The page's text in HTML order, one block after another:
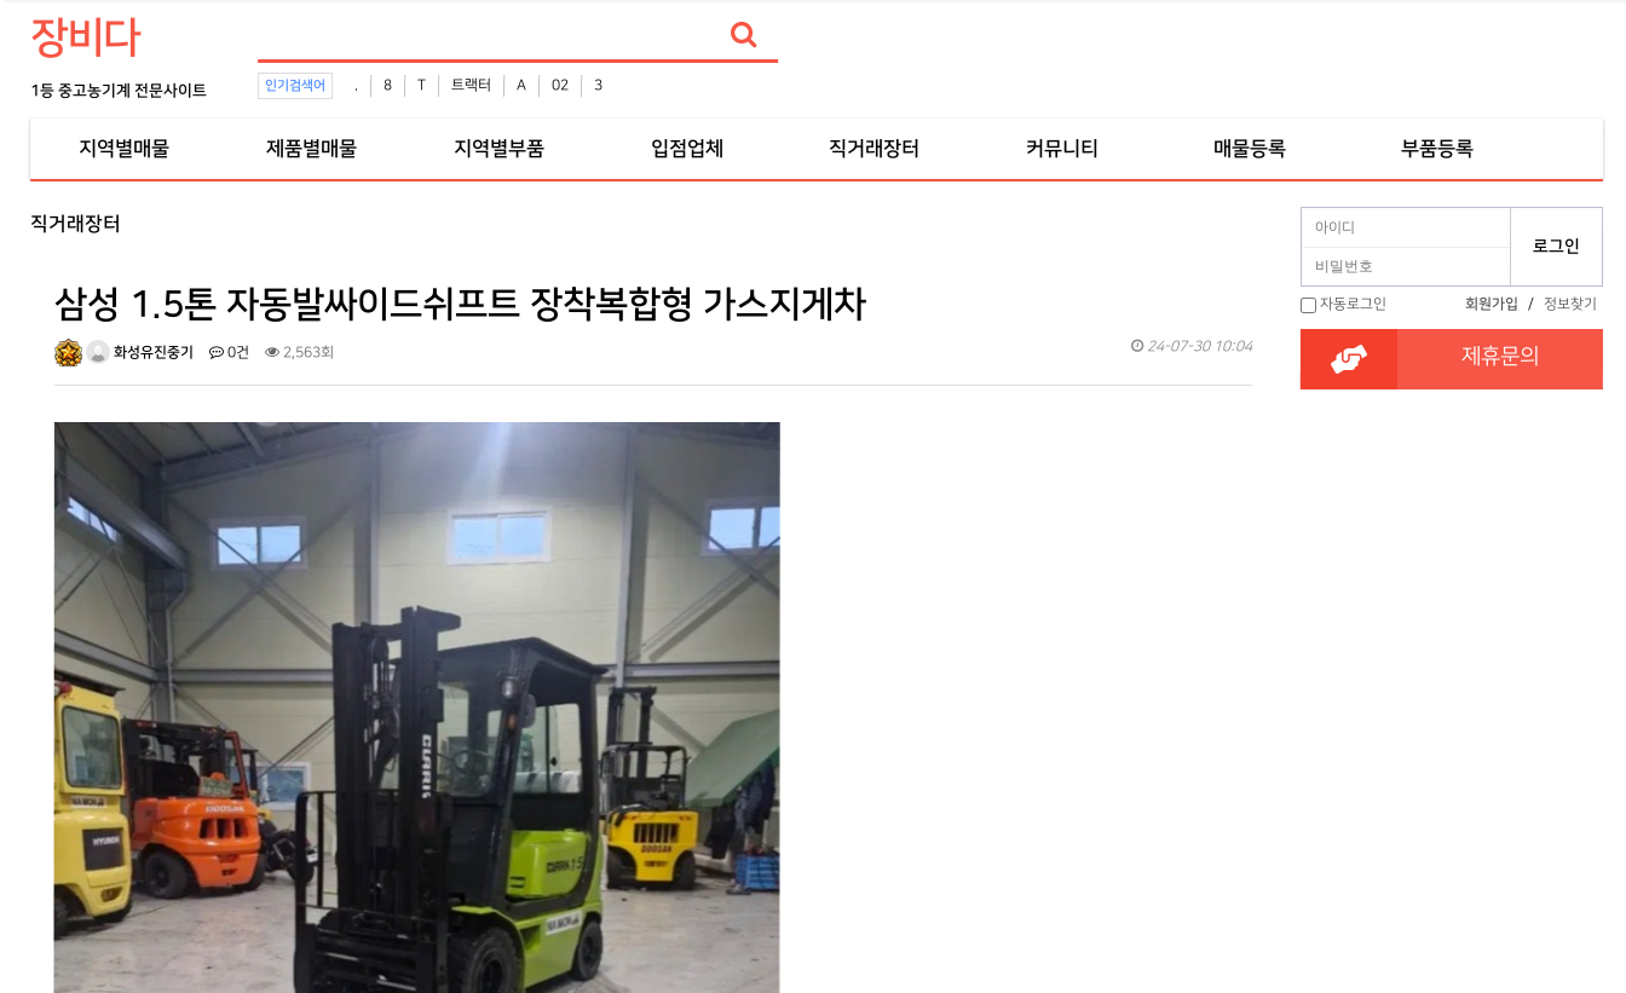
장비다
1등 중고농기계 전문사이트 인기검색어 . 8 T 트랙터 A 02 3
지역별매물 제품별매물 지역별부품 입점업체 직거래장터 커뮤니티 매물등록 부품등록
직거래장터
삼성 1.5톤 자동발싸이드쉬프트 장착복합형 가스지게차
화성유진중기 0건 2,563회 24-07-30 10:04
자동로그인 회원가입 / 정보찾기
제휴문의